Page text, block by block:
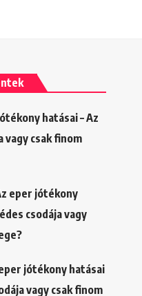
hatásai – Az
vagy csak finom
eper jótékony
csodája vagy
jótékony hatásai
vagy csak finom